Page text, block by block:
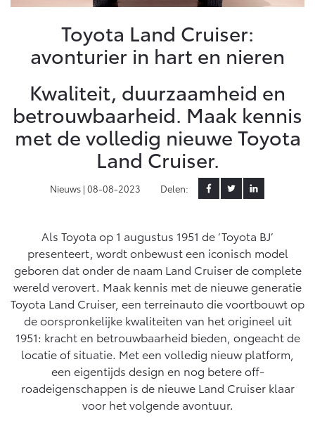
Onze medewerkers
Bloemberg Servicepas
Erkend duurzaam
Contact en Route
Video's
Vacatures
Klantbeoordelingen
Vanaf € 23.750,- Vanaf € 27.195,-
Yaris Cross
Vanaf € 31.895,-
Urban Cruiser
BATTERIJ-ELEKTRISCH
Vanaf € 32.995,-
Corolla Hatchback
HYBRIDE
Vanaf € 33.495,-
Corolla Touring Sports
Vanaf € 35.495,-
Onderhoud
Service & Onderhoud
Werkplaatsafspraak
Onderhoud op Maat
Hybride Zekerheid Controle
Toyota handleidingen
Toyota Service Informatie (SIL)
Schade & Garantie
Toyota Pechhulp
Schade & Glasherstel
10 jaar Toyota garantie
Diensten
Wat is Private Lease?
Private Lease voor ZZP
Financieren
Toyota Betaalplan
Oplaadservice
Thuislaadpakketten
Zakelijk
Toyota voor de zaak
Leaserijder
ZZP
Wagenparkbeheer
Leasen
Financial Lease
Operational Lease
Contact en Route
Schade melden
Plan een proefrit
Vraag een brochure aan
Bekijk de verwachte modellen
Toyota Land Cruiser:
avonturier in hart en nieren
Kwaliteit, duurzaamheid en
betrouwbaarheid. Maak kennis
met de volledig nieuwe Toyota
Land Cruiser.
Nieuws | 08-08-2023 Delen:
Als Toyota op 1 augustus 1951 de ‘Toyota BJ’
presenteert, wordt onbewust een iconisch model
geboren dat onder de naam Land Cruiser de complete
wereld verovert. Maak kennis met de nieuwe generatie
Toyota Land Cruiser, een terreinauto die voortbouwt op
de oorspronkelijke kwaliteiten van het origineel uit
1951: kracht en betrouwbaarheid bieden, ongeacht de
locatie of situatie. Met een volledig nieuw platform,
een eigentijds design en nog betere off-
roadeigenschappen is de nieuwe Land Cruiser klaar
voor het volgende avontuur.